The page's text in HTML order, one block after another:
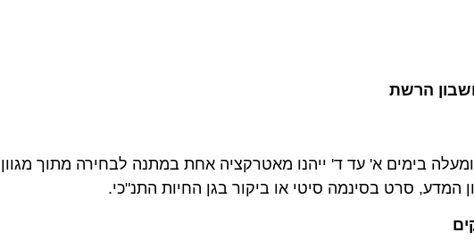
הרשת
בימים א' עד ד' ייהנו מאטרקציה אחת במתנה לבחירה מתוך מגוון
סרט בסינמה סיטי או ביקור בגן החיות התנ"כי.